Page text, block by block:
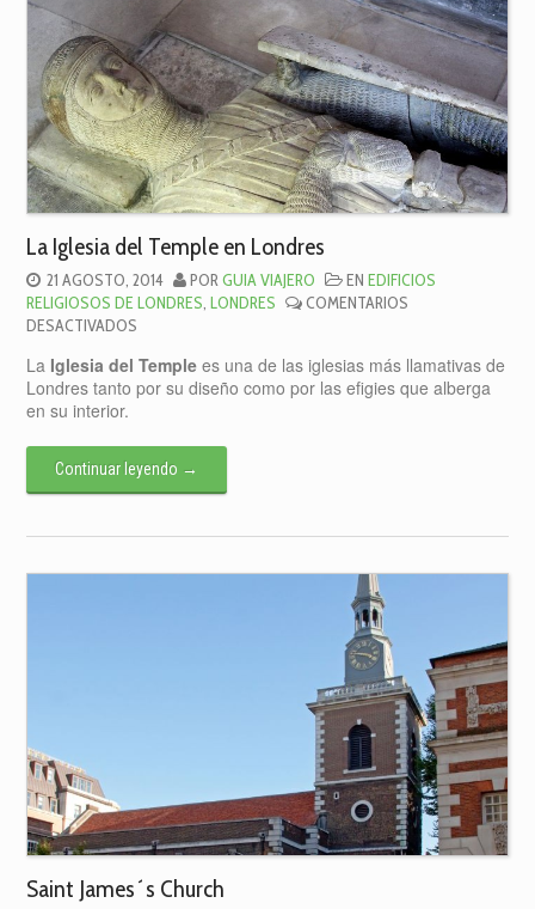
La Iglesia del Temple en Londres
21 AGOSTO, 2014 PORGUIA VIAJERO ENEDIFICIOS
RELIGIOSOS DE LONDRES,LONDRES
COMENTARIOS
DESACTIVADOS
IGLESIA
DEL
LONDRES
La Iglesia del Temple es una de las iglesias más llamativas de
Londres tanto por su diseño como por las efigies que alberga
en su interior.
Continuar leyendo →
Saint James´s Church